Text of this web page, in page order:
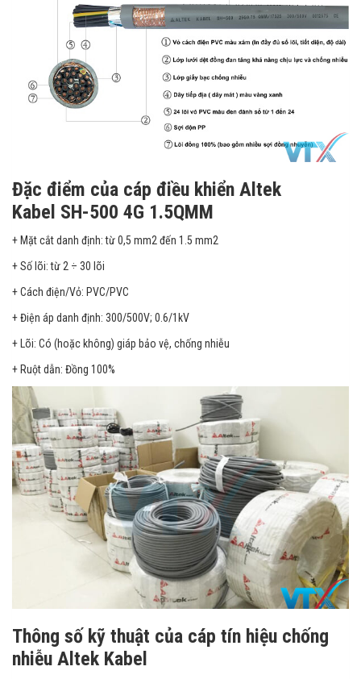
Đặc điểm của cáp điều khiển Altek
Kabel SH-500 4G 1.5QMM
+ Mặt cắt danh định: từ 0,5 mm2 đến 1.5 mm2
+ Số lõi: từ 2 ÷ 30 lõi
+ Cách điện/Vỏ: PVC/PVC
+ Điện áp danh định: 300/500V; 0.6/1kV
+ Lõi: Có (hoặc không) giáp bảo vệ, chống nhiễu
+ Ruột dẫn: Đồng 100%
Thông số kỹ thuật của cáp tín hiệu chống
nhiễu Altek Kabel